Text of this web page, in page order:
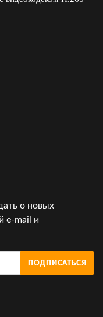
о новых
e-mail и
ПОДПИСАТЬСЯ